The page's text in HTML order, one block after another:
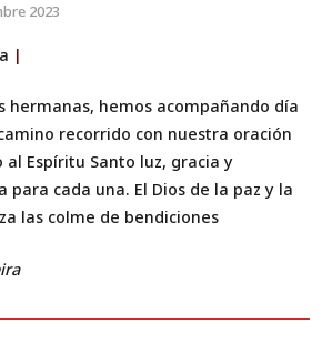
2023
|
hermanas, hemos acompañando día
recorrido con nuestra oración
al Espíritu Santo luz, gracia y
para cada una. El Dios de la paz y la
las colme de bendiciones